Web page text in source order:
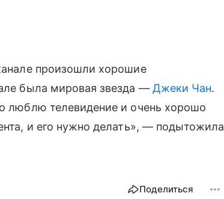
произошли хорошие
была мировая звезда — Джеки Чан.
люблю телевидение и очень хорошо
и его нужно делать», — подытожила
Поделиться